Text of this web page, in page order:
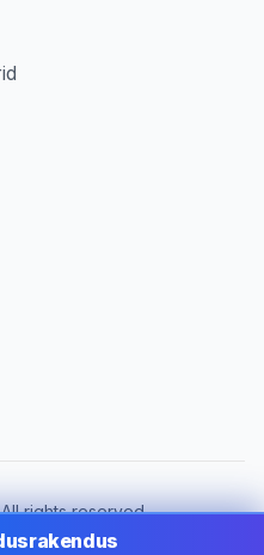
rights reserved.
Estonia